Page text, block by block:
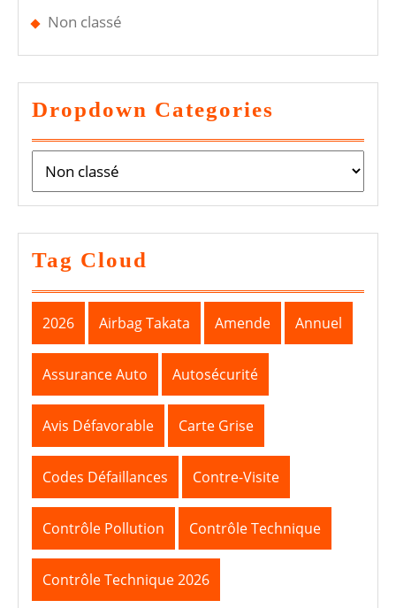
Non classé
Dropdown Categories
Tag Cloud
2026 Airbag Takata Amende Annuel
Assurance Auto Autosécurité
Avis Défavorable Carte Grise
Codes Défaillances Contre-Visite
Contrôle Pollution Contrôle Technique
Contrôle Technique 2026